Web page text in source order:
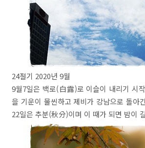
24절기 2020년 9월
9월7일은 백로(白露)로 이슬이 내리기 시
을 기운이 물씬하고 제비가 강남으로 돌아
22일은 추분(秋分)이며 이 때가 되면 밤이